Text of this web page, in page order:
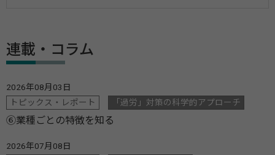
連載・コラム
2026年08月03日
トピックス・レポート
「過労」対策の科学的アプローチ
⑥業種ごとの特徴を知る
2026年07月08日